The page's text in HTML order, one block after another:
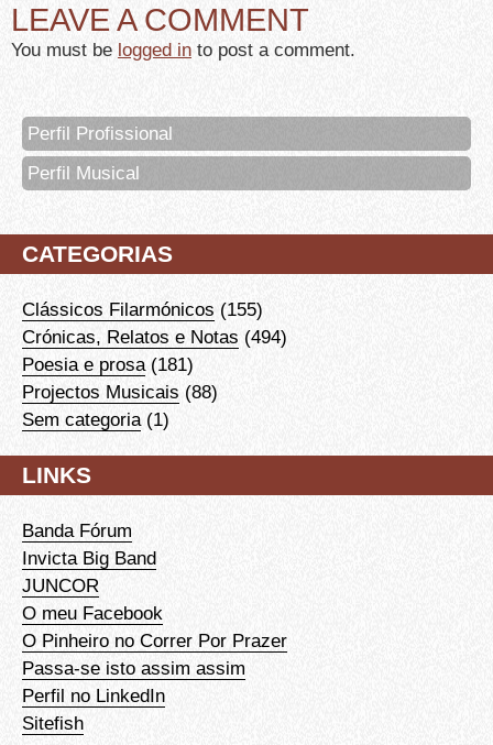
LEAVE A COMMENT
You must be logged in to post a comment.
Perfil Profissional
Perfil Musical
CATEGORIAS
Clássicos Filarmónicos (155)
Crónicas, Relatos e Notas (494)
Poesia e prosa(181)
Projectos Musicais (88)
Sem categoria(1)
LINKS
Banda Fórum
Invicta Big Band
JUNCOR
O meu Facebook
O Pinheiro no Correr Por Prazer
Passa-se isto assim assim
Perfil no LinkedIn
Sitefish